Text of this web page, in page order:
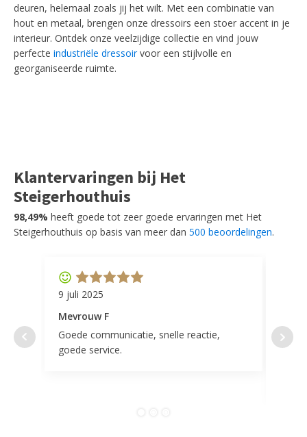
deuren, helemaal zoals jij het wilt. Met een combinatie van
hout en metaal, brengen onze dressoirs een stoer accent in je
interieur. Ontdek onze veelzijdige collectie en vind jouw
perfecte industriële dressoirvoor een stijlvolle en
georganiseerde ruimte.
Klantervaringen bij Het
Steigerhouthuis
98,49% heeft goede tot zeer goede ervaringen met Het
Steigerhouthuis op basis van meer dan 500 beoordelingen.
9 juli 2025
Mevrouw F
Goede communicatie, snelle reactie,
goede service.
door